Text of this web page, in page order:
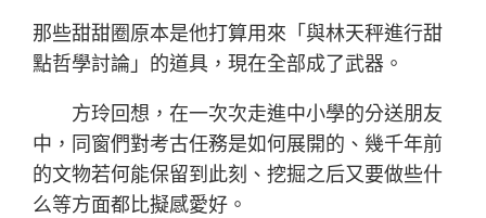
那些甜甜圈原本是他打算用來「與林天秤進行甜
點哲學討論」的道具，現在全部成了武器。
方玲回想，在一次次走進中小學的分送朋友
中，同窗們對考古任務是如何展開的、幾千年前
的文物若何能保留到此刻、挖掘之后又要做些什
么等方面都比擬感愛好。